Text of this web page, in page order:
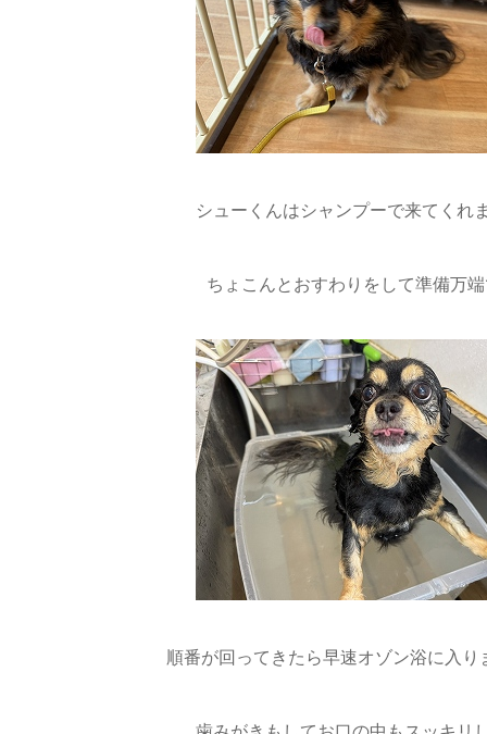
シューくんはシャンプーで来てくれ
ちょこんとおすわりをして準備万端
順番が回ってきたら早速オゾン浴に入